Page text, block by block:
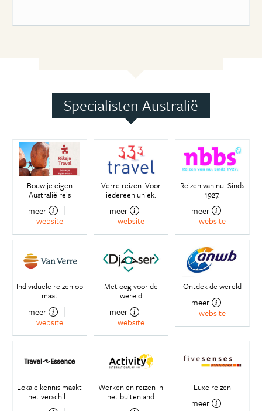
Specialisten Australië
Bouw je eigen
Australië reis
meer
website
Verre reizen. Voor
iedereen uniek.
meer
website
Reizen van nu. Sinds
1927.
meer
website
Individuele reizen op
maat
meer
website
Met oog voor de
wereld
meer
website
Ontdek de wereld
meer
website
Lokale kennis maakt
het verschil...
Werken en reizen in
het buitenland
Luxe reizen
meer